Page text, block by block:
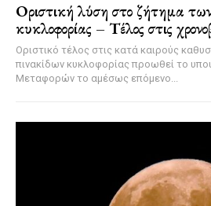
Οριστική λύση στο ζήτημα
κυκλοφορίας – Τέλος στις
Οριστικό τέλος στις κατά καιρούς
πινακίδων κυκλοφορίας προωθεί το
Μεταφορών το αμέσως επόμενο...